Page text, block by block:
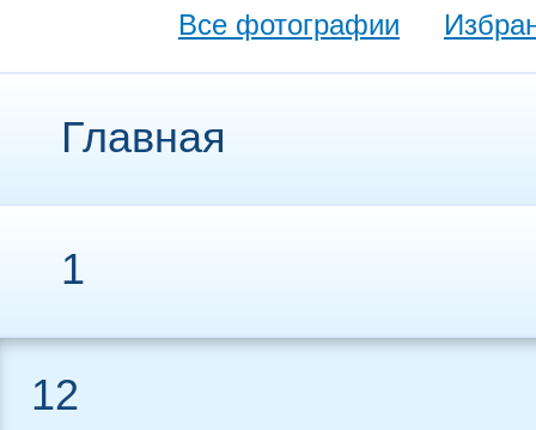
Все фотографии
Главная
1
12